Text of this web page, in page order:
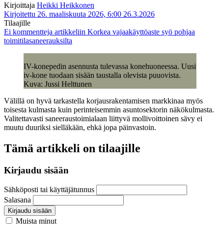
Kirjoittaja Heikki Heikkonen
Kirjoitettu 26. maaliskuuta 2026, 6:00 26.3.2026
Tilaajille
Ei kommentteja artikkeliin Korkea vajaakäyttöaste syö pohjaa
toimitilasaneerauksilta
IV-konepedin asennusta tulevassa konehuoneessa. Uusi
iv-kone tuodaan sisään taustalla olevista puuovista.
Kuva: Jussi Helttunen
Välillä on hyvä tarkastella korjausrakentamisen markkinaa myös
toisesta kulmasta kuin perinteisemmin asuntosektorin näkökulmasta.
Valitettavasti saneeraustoimialaan liittyvä mollivoittoinen sävy ei
muutu duuriksi sielläkään, ehkä jopa päinvastoin.
Tämä artikkeli on tilaajille
Kirjaudu sisään
Sähköposti tai käyttäjätunnus
Salasana
Kirjaudu sisään
Muista minut